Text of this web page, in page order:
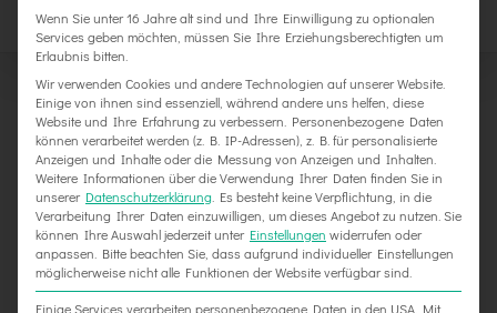
KFZ-Beschriftung für Fredener Bauunternehmen
Wenn Sie unter 16 Jahre alt sind und Ihre Einwilligung zu optionalen
Services geben möchten, müssen Sie Ihre Erziehungsberechtigten um
Erlaubnis bitten.
Wir verwenden Cookies und andere Technologien auf unserer Website.
Einige von ihnen sind essenziell, während andere uns helfen, diese
Website und Ihre Erfahrung zu verbessern. Personenbezogene Daten
können verarbeitet werden (z. B. IP-Adressen), z. B. für personalisierte
Anzeigen und Inhalte oder die Messung von Anzeigen und Inhalten.
Weitere Informationen über die Verwendung Ihrer Daten finden Sie in
unserer Datenschutzerklärung Es besteht keine Verpflichtung, in die
Verarbeitung Ihrer Daten einzuwilligen, um dieses Angebot zu nutzen. Sie
können Ihre Auswahl jederzeit unter Einstellungen widerrufen oder
anpassen. Bitte beachten Sie, dass aufgrund individueller Einstellungen
möglicherweise nicht alle Funktionen der Website verfügbar sind.
Einige Services verarbeiten personenbezogene Daten in den USA. Mit